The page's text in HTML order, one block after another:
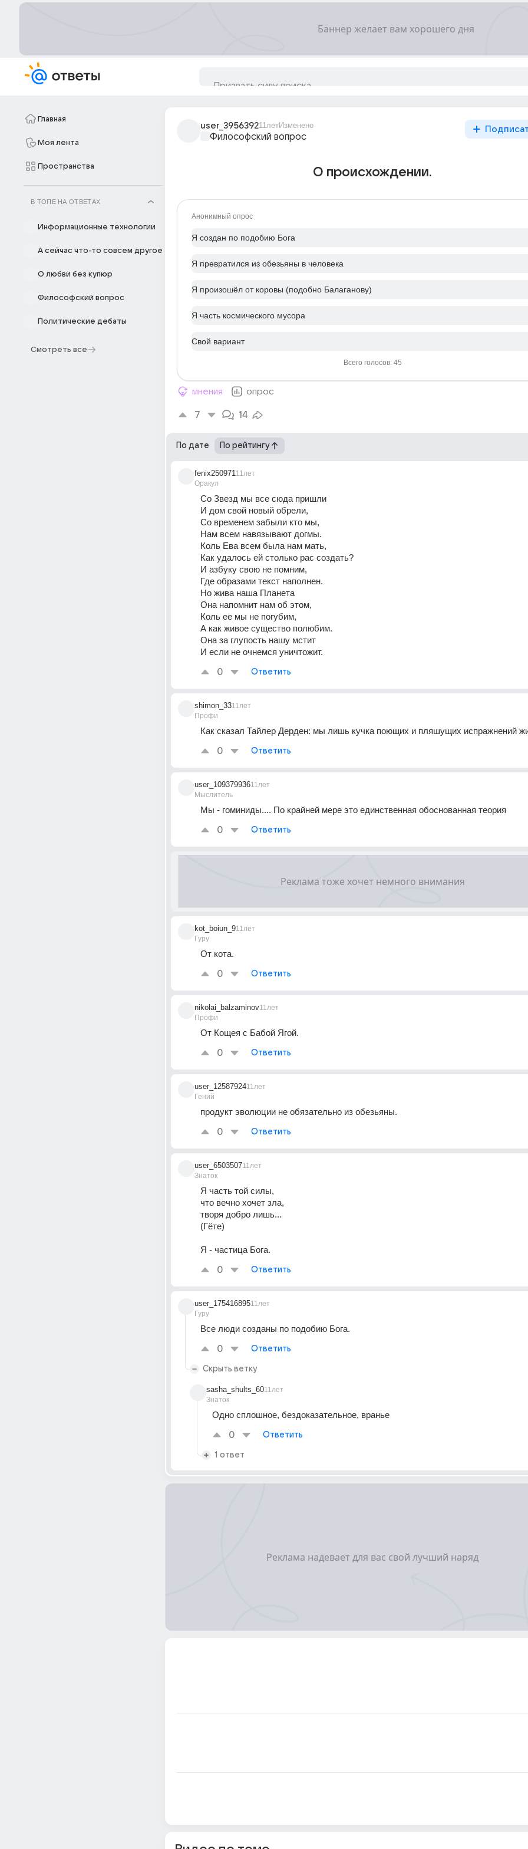
Главная
Моя лента
Пространства
В ТОПЕ НА ОТВЕТАХ
Информационные технологии
А сейчас что-то совсем другое
О любви без купюр
Философский вопрос
Политические дебаты
Смотреть все
user_395639211летИзменено
Философский вопрос
О происхождении.
Анонимный опрос
Я создан по подобию Бога
Я превратился из обезьяны в человека
Я произошёл от коровы (подобно Балаганову)
Я часть космического мусора
Свой вариант
Всего голосов: 45
мнения опрос
7 14
По дате По рейтингу
fenix250971
Оракул
11лет
Со Звезд мы все сюда пришли
И дом свой новый обрели,
Со временем забыли кто мы,
Нам всем навязывают догмы.
Коль Ева всем была нам мать,
Как удалось ей столько рас создать?
И азбуку свою не помним,
Где образами текст наполнен.
Но жива наша Планета
Она напомнит нам об этом,
Коль ее мы не погубим,
А как живое существо полюбим.
Она за глупость нашу мстит
И если не очнемся уничтожит.
0 Ответить
shimon_33
Профи
11лет
Как сказал Тайлер Дерден: мы лишь кучка поющих и пляшущих испражнений
0 Ответить
user_109379936
Мыслитель
11лет
Мы - гоминиды.... По крайней мере это единственная обоснованная теория
0 Ответить
kot_boiun_9
Гуру
11лет
От кота.
0 Ответить
nikolai_balzaminov
Профи
11лет
От Кощея с Бабой Ягой.
0 Ответить
user_12587924
Гений
11лет
продукт эволюции не обязательно из обезьяны.
0 Ответить
user_6503507
Знаток
11лет
Я часть той силы,
что вечно хочет зла,
творя добро лишь...
(Гёте)
Я - частица Бога.
0 Ответить
user_175416895
Гуру
11лет
Все люди созданы по подобию Бога.
0 Ответить
Скрыть ветку
sasha_shults_60
Знаток
11лет
Одно сплошное, бездоказательное, вранье
0 Ответить
1 ответ